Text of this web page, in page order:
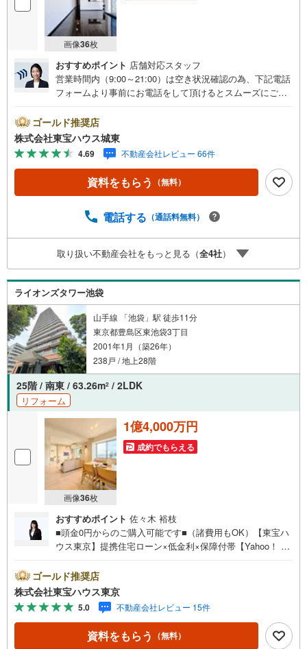
画像36枚
おすすめポイント 店舗対応スタッフ
営業時間内（9:00～21:00）は空き状況確認の為、下記電話
フォームより事前にお電話をして頂けるとスムーズにご案
カレンダーの作成▽ご購入後もお客様の人生のパートナー
として暮らしの「安心」を守り続けます。【Yahoo！ 不動
産キャンペーン対象店舗】当店で物件を成約するとPayPay
ボーナスライトがもらえる「Yahoo！ 不動産 物件ご成約キ
ャンペーン」の対象になります。「資料をもらう」「見学
予約をする」ボタンからお問い合わせください。※必ずYah
スライトは出金と譲渡はできません。ご案内・詳細な資料
時受け付けております！■頭金0円からのご購入可能です■
（諸費用もOK）お気軽にお問い合わせください。
ゴールド推奨店
株式会社東宝ハウス城東
4.69 不動産会社レビュー 66件
資料をもらう （無料）
電話する （通話料無料）
取り扱い不動産会社をもっと見る（全4社）
ライオンズタワー池袋
山手線 「池袋」駅 徒歩11分
東京都豊島区東池袋3丁目
2001年1月（築26年）
238戸 / 地上28階
25階 / 南東 / 63.26m2 / 2LDK
リフォーム
画像36枚
1億4,000万円
成約でもらえる
おすすめポイント 佐々木 裕枝
■頭金0円からのご購入可能です■（諸費用もOK）【東宝ハ
ウス東京】提携住宅ローン×低金利×保障付帯【Yahoo！ 不
ayボーナスライトがもらえる「Yahoo！ 不動産 物件ご成約
キャンペーン」の対象になります。「資料をもらう」「見
学予約をする」ボタンからお問い合わせください。※必ずY
ahoo！ JAPAN IDでログインしてください。※PayPayボー
ナスライトは出金と譲渡はできません。ご案内・詳細な資
料のご請求はお気軽にどうぞ♪お電話でのお問い合わせも
ゴールド推奨店
株式会社東宝ハウス東京
5.0 不動産会社レビュー 15件
資料をもらう （無料）